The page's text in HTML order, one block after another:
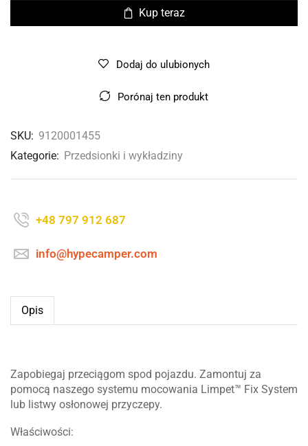
Kup teraz
Dodaj do ulubionych
Porónaj ten produkt
SKU: 9120001455
Kategorie: Przedsionki i wykładziny
+48 797 912 687
info@hypecamper.com
Opis
Zapobiegaj przeciągom spod pojazdu. Zamontuj za
pomocą naszego systemu mocowania Limpet™ Fix System
lub listwy osłonowej przyczepy.
Właściwości: